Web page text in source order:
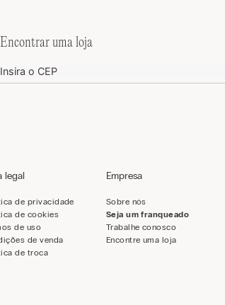
Encontrar uma loja
legal
de privacidade
de cookies
de uso
de venda
de troca
Empresa
Sobre nós
Seja um franqueado
Trabalhe conosco
Encontre uma loja